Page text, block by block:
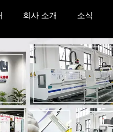
회사 소개 소식